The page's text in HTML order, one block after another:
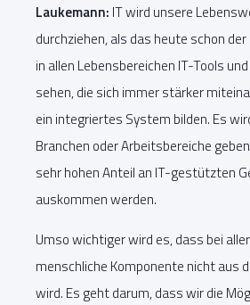
Laukemann: IT wird unsere
durchziehen, als das heute schon
in allen Lebensbereichen IT-Tools
sehen, die sich immer stärker
ein integriertes System bilden. Es
Branchen oder Arbeitsbereiche
sehr hohen Anteil an IT-gestützten
auskommen werden.
Umso wichtiger wird es, dass bei
menschliche Komponente nicht aus
wird. Es geht darum, dass wir die